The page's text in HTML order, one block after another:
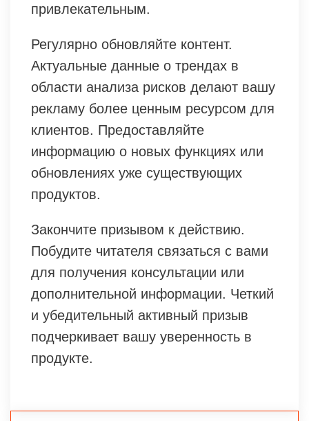
привлекательным.
Регулярно обновляйте контент.
Актуальные данные о трендах в
области анализа рисков делают вашу
рекламу более ценным ресурсом для
клиентов. Предоставляйте
информацию о новых функциях или
обновлениях уже существующих
продуктов.
Закончите призывом к действию.
Побудите читателя связаться с вами
для получения консультации или
дополнительной информации. Четкий
и убедительный активный призыв
подчеркивает вашу уверенность в
продукте.